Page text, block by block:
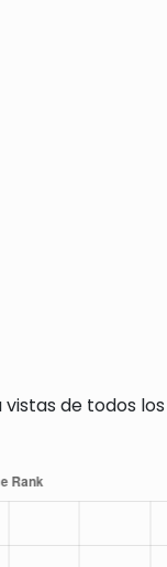
de todos